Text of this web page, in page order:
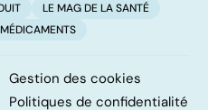
LE MAG DE LA SANTÉ
MÉDICAMENTS
Gestion des cookies
Politiques de confidentialité